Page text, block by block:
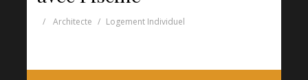
Architecte Logement Individuel